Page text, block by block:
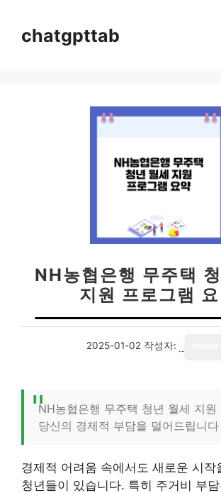
chatgpttab
NH농협은행 무주택
지원 프로그램
2025-01-02 작성자:
NH농협은행 무주택 청년 월세 지원
당신의 경제적 부담을 덜어드립니다
경제적 어려움 속에서도 새로운 시작
청년들이 있습니다. 특히 주거비 부